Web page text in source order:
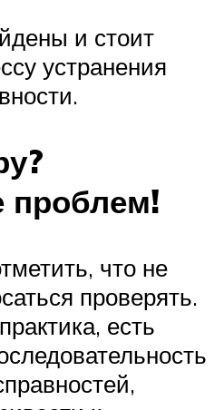
и стоит
устранения
проблем!
что не
проверять.
есть